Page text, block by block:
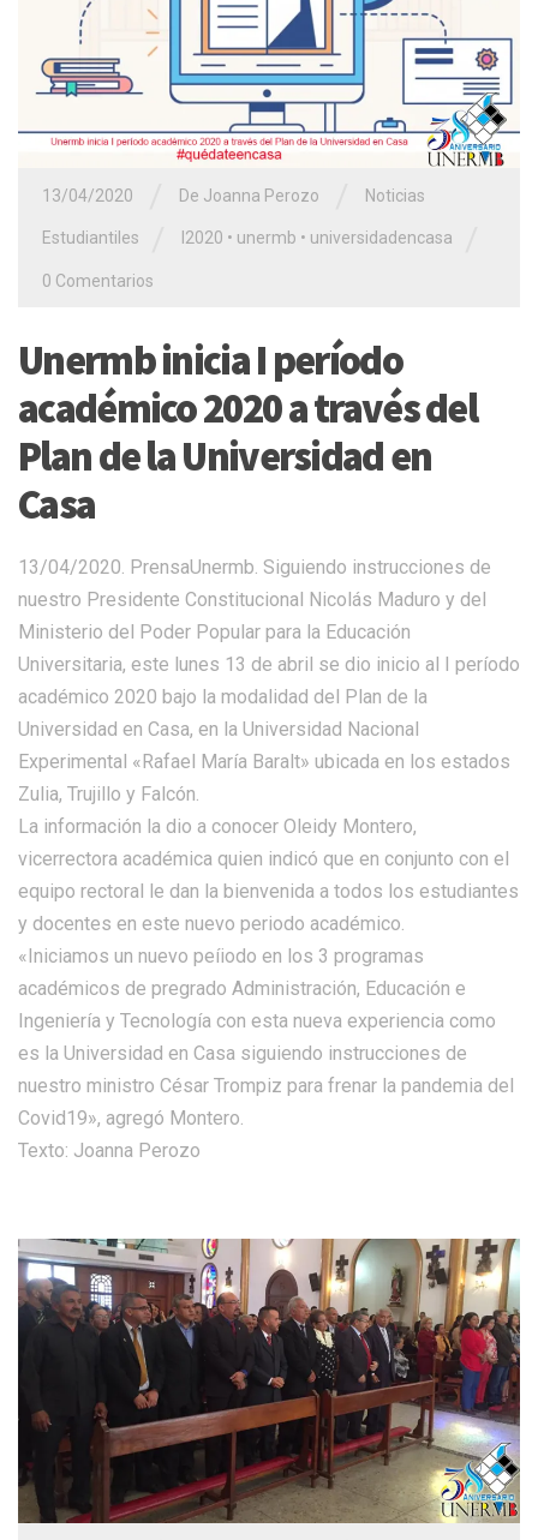
13/04/2020 De Joanna Perozo Noticias
Estudiantiles I2020 • unermb • universidadencasa
0 Comentarios
Unermb inicia I período
académico 2020 a través del
Plan de la Universidad en
Casa
13/04/2020. PrensaUnermb. Siguiendo instrucciones de
nuestro Presidente Constitucional Nicolás Maduro y del
Ministerio del Poder Popular para la Educación
Universitaria, este lunes 13 de abril se dio inicio al I período
académico 2020 bajo la modalidad del Plan de la
Universidad en Casa, en la Universidad Nacional
Experimental «Rafael María Baralt» ubicada en los estados
Zulia, Trujillo y Falcón.
La información la dio a conocer Oleidy Montero,
vicerrectora académica quien indicó que en conjunto con el
equipo rectoral le dan la bienvenida a todos los estudiantes
y docentes en este nuevo periodo académico.
«Iniciamos un nuevo peíiodo en los 3 programas
académicos de pregrado Administración, Educación e
Ingeniería y Tecnología con esta nueva experiencia como
es la Universidad en Casa siguiendo instrucciones de
nuestro ministro César Trompiz para frenar la pandemia del
Covid19», agregó Montero.
Texto: Joanna Perozo